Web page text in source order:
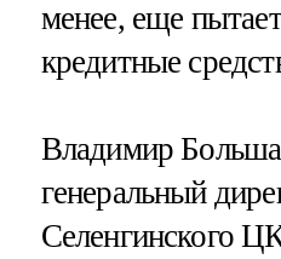
менее, еще
кредитные
Владимир
генеральный
Селенгинского